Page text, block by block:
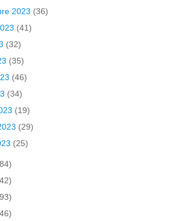
2023 (36)
(41)
(32)
(35)
(46)
(34)
(19)
(29)
(25)